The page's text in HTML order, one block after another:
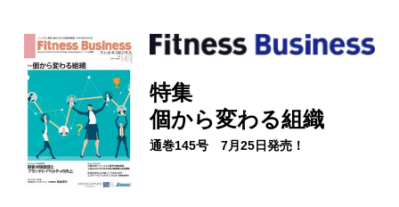
特集
個から変わる組織
通巻145号 7月25日発売！